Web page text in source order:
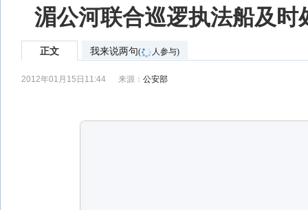
湄公河联合巡逻执法船及时
正文 我来说两句( 人参与)
2012年01月15日11:44 来源： 公安部